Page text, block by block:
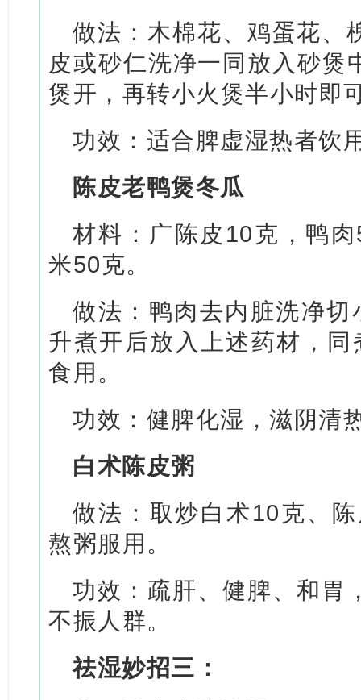
做法：木棉花、鸡蛋花、
皮或砂仁洗净一同放入砂煲
煲开，再转小火煲半小时即
功效：适合脾虚湿热者饮
陈皮老鸭煲冬瓜
材料：广陈皮10克，鸭
米50克。
做法：鸭肉去内脏洗净
升煮开后放入上述药材，
食用。
功效：健脾化湿，滋阴清
白术陈皮粥
做法：取炒白术10克、
熬粥服用。
功效：疏肝、健脾、和胃
不振人群。
祛湿妙招三：